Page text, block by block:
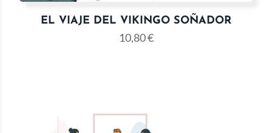
EL VIAJE DEL VIKINGO SOÑADOR
10,80€